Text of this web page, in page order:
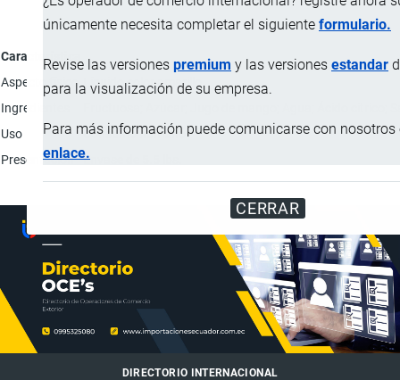
únicamente necesita completar el siguiente formulario.
Revise las versiones premium y las versiones estandar
para la visualización de su empresa.
Para más información puede comunicarse con nosotros
enlace.
CERRAR
Característica
Aspecto físico
Líquido color amarillo.
Ingredientes
Uso
Consumo humano.
Presentación
Envase de 5.5 lbs.
DIRECTORIO INTERNACIONAL